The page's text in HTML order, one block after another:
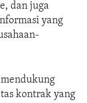
dan juga
yang
kontrak yang